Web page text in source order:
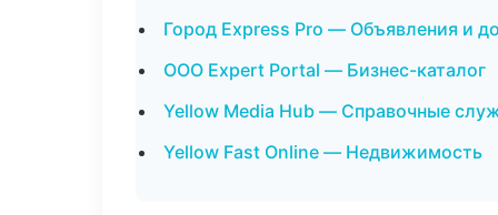
Город Express Pro — Объявления и
ООО Expert Portal — Бизнес-каталог
Yellow Media Hub — Справочные
Yellow Fast Online — Недвижимость